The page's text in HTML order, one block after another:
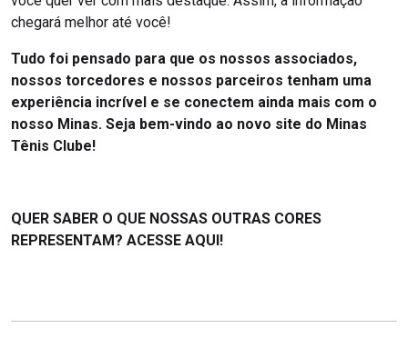
chegará melhor até você!
Tudo foi pensado para que os nossos associados,
nossos torcedores e nossos parceiros tenham uma
experiência incrível e se conectem ainda mais com o
nosso Minas. Seja bem-vindo ao novo site do Minas
Tênis Clube!
QUER SABER O QUE NOSSAS OUTRAS CORES
REPRESENTAM? ACESSE AQUI!